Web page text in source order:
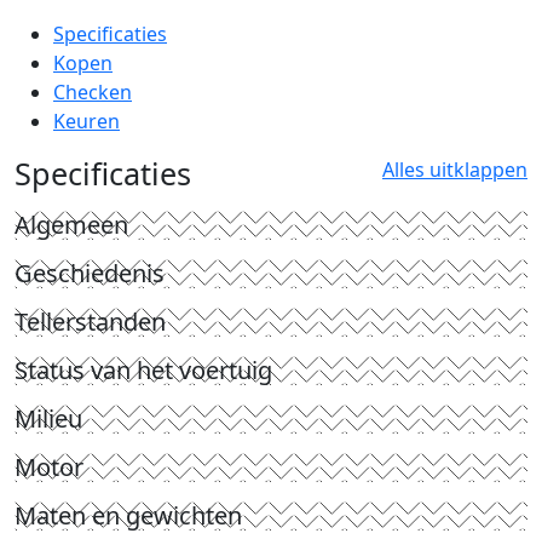
Specificaties
Kopen
Checken
Keuren
Specificaties Alles uitklappen
Algemeen
Geschiedenis
Tellerstanden
Status van het voertuig
Milieu
Motor
Maten en gewichten